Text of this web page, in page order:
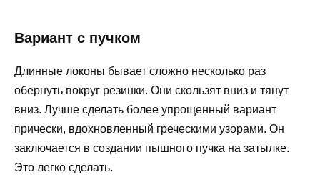
Вариант с пучком
Длинные локоны бывает сложно несколько раз
обернуть вокруг резинки. Они скользят вниз и тянут
вниз. Лучше сделать более упрощенный вариант
прически, вдохновленный греческими узорами. Он
заключается в создании пышного пучка на затылке.
Это легко сделать.